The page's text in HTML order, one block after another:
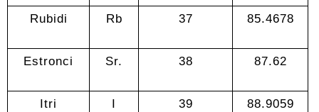
Rubidi Rb 37 85.4678
Estronci Sr. 38 87.62
Itri I 39 88.9059